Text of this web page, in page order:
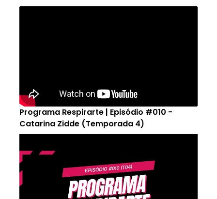
Programa Respirarte | Episódio #010 -
Catarina Zidde (Temporada 4)